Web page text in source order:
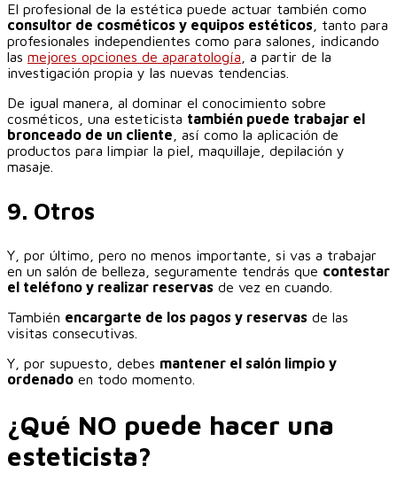
El profesional de la estética puede actuar también como
consultor de cosméticos y equipos estéticos , tanto para
profesionales independientes como para salones, indicando
las mejores opciones de aparatología , a partir de la
investigación propia y las nuevas tendencias.‎
‎De igual manera, al dominar el conocimiento sobre
cosméticos, una esteticista también puede trabajar el
bronceado de un cliente , así como la aplicación de
productos para limpiar la piel, maquillaje, depilación y
masaje.‎
9. Otros
Y, por último, pero no menos importante, si vas a trabajar
en un salón de belleza, seguramente tendrás que contestar
el teléfono y realizar reservas de vez en cuando.
También encargarte de los pagos y reservas de las
visitas consecutivas.
Y, por supuesto, debes mantener el salón limpio y
ordenado en todo momento.
‎¿Qué NO puede hacer una
esteticista?‎